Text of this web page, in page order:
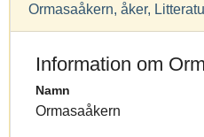
Ormasaåkern, åker,
Information om
Namn
Ormasaåkern